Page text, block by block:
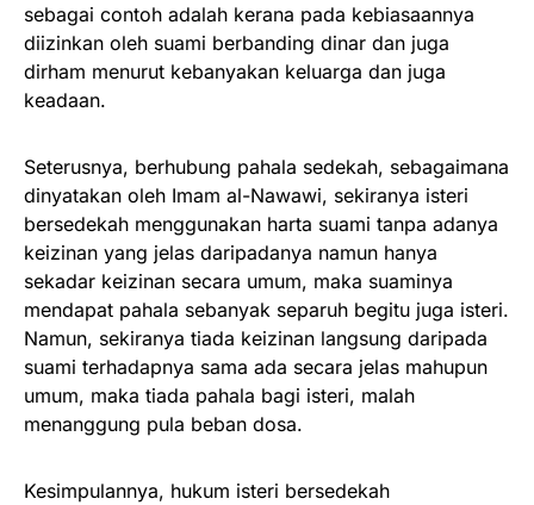
sebagai contoh adalah kerana pada kebiasaannya
diizinkan oleh suami berbanding dinar dan juga
dirham menurut kebanyakan keluarga dan juga
keadaan.
Seterusnya, berhubung pahala sedekah, sebagaimana
dinyatakan oleh Imam al-Nawawi, sekiranya isteri
bersedekah menggunakan harta suami tanpa adanya
keizinan yang jelas daripadanya namun hanya
sekadar keizinan secara umum, maka suaminya
mendapat pahala sebanyak separuh begitu juga isteri.
Namun, sekiranya tiada keizinan langsung daripada
suami terhadapnya sama ada secara jelas mahupun
umum, maka tiada pahala bagi isteri, malah
menanggung pula beban dosa.
Kesimpulannya, hukum isteri bersedekah